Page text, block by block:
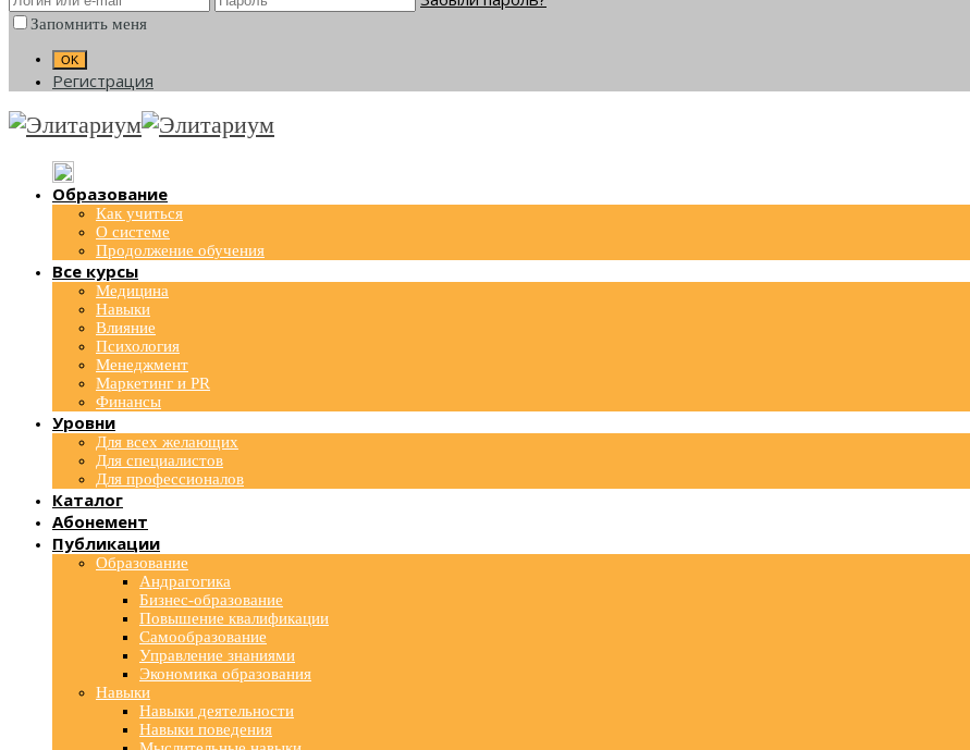
Запомнить меня
Регистрация
Образование
Как учиться
О системе
Продолжение обучения
Все курсы
Медицина
Навыки
Влияние
Психология
Менеджмент
Маркетинг и PR
Финансы
Уровни
Для всех желающих
Для специалистов
Для профессионалов
Каталог
Абонемент
Публикации
Образование
Андрагогика
Бизнес-образование
Повышение квалификации
Самообразование
Управление знаниями
Экономика образования
Навыки
Навыки деятельности
Навыки поведения